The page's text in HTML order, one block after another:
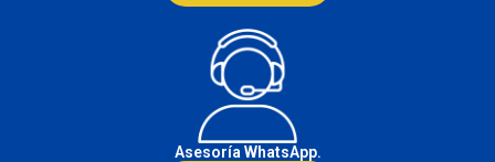
Asesoría WhatsApp.